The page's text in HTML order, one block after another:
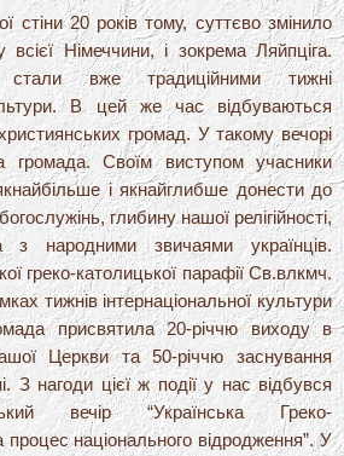
стіни 20 років тому, суттєво змінило
всієї Німеччини, і зокрема Ляйпціга.
вже традиційними тижні
В цей же час відбуваються
християнських громад. У такому вечорі
громада. Своїм виступом учасники
і якнайглибше донести до
глибину нашої релігійності,
з народними звичаями українців.
греко-католицької парафії Св.влкмч.
тижнів інтернаціональної культури
присвятила 20-річчю виходу в
Церкви та 50-річчю заснування
З нагоди цієї ж події у нас відбувся
вечір “Українська Греко-
національного відродження”. У